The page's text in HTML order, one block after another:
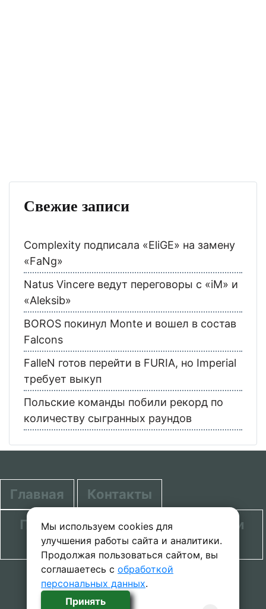
Мы используем cookies для
улучшения работы сайта и аналитики.
Продолжая пользоваться сайтом, вы
соглашаетесь с обработкой
персональных данных.
Принять
Свежие записи
Complexity подписала «EliGE» на замену
«FaNg»
Natus Vincere ведут переговоры с «iM» и
«Aleksib»
BOROS покинул Monte и вошел в состав
Falcons
FalleN готов перейти в FURIA, но Imperial
требует выкуп
Польские команды побили рекорд по
количеству сыгранных раундов
Главная
Контакты
Политика в отношении обработки
персональных данных
© 2020-2026 проект SecretGuide.RU При
копировании материалов сcылка на сайт
обязательна.